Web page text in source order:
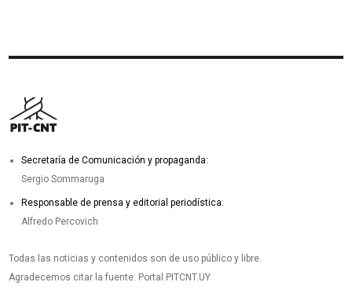
Secretaría de Comunicación y propaganda:
Sergio Sommaruga
Responsable de prensa y editorial periodística:
Alfredo Percovich
Todas las noticias y contenidos son de uso público y libre.
Agradecemos citar la fuente: Portal PITCNT.UY